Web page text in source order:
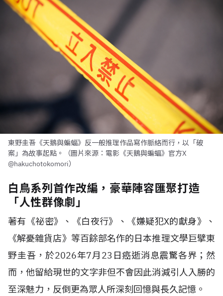
東野圭吾《天鵝與蝙蝠》反一般推理作品寫作脈絡而行，以「破
案」為故事起點。（圖片來源：電影《天鵝與蝙蝠》官方X
@hakuchotokomori）
白鳥系列首作改編，豪華陣容匯聚打造
「人性群像劇」
著有《祕密》、《白夜行》、《嫌疑犯X的獻身》、
《解憂雜貨店》等百餘部名作的日本推理文學巨擘東
野圭吾，於2026年7月23日癌逝消息震驚各界；然
而，他留給現世的文字非但不會因此消減引人入勝的
至深魅力，反倒更為眾人所深刻回憶與長久記憶。